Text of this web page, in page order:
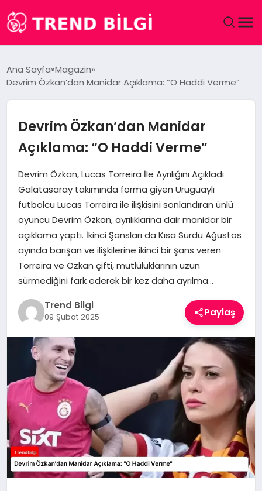
EĞITIM
EKONOMI
MAGAZIN
SAĞLIK
SPOR
TEKNOLOJI
YAŞAM
Ana Sayfa Magazin
Devrim Özkan’dan Manidar Açıklama: “O Haddi Verme”
Devrim Özkan’dan Manidar
Açıklama: “O Haddi Verme”
Devrim Özkan, Lucas Torreira İle Ayrılığını Açıkladı
Galatasaray takımında forma giyen Uruguaylı
futbolcu Lucas Torreira ile ilişkisini sonlandıran ünlü
oyuncu Devrim Özkan, ayrılıklarına dair manidar bir
açıklama yaptı. İkinci Şansları da Kısa Sürdü Ağustos
ayında barışan ve ilişkilerine ikinci bir şans veren
Torreira ve Özkan çifti, mutluluklarının uzun
sürmediğini fark ederek bir kez daha ayrılma…
Trend Bilgi
09 Şubat 2025 Paylaş